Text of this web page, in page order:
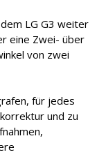
LG G3 weiter
eine Zwei- über
von zwei
für jedes
und zu